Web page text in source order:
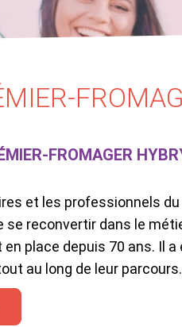
FROMAGER
et les professionnels
reconvertir dans le
place depuis 70 ans. Il
au long de leur parcours.